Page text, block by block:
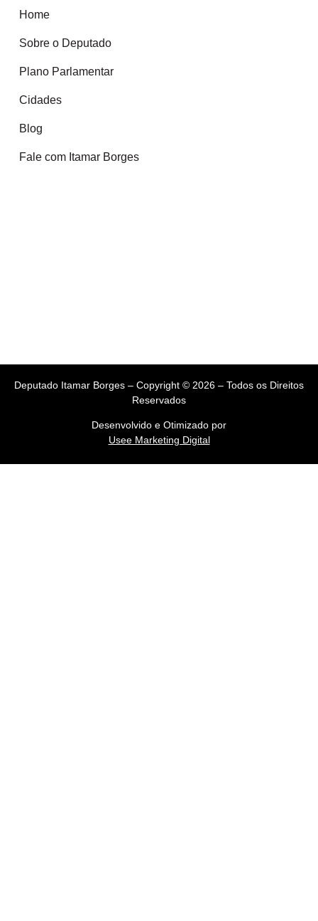
Home
Sobre o Deputado
Plano Parlamentar
Cidades
Blog
Fale com Itamar Borges
Deputado Itamar Borges – Copyright © 2026 – Todos os Direitos
Reservados
Desenvolvido e Otimizado por
Usee Marketing Digital